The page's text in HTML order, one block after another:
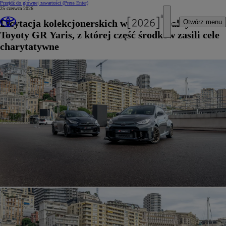
Przejdź do głównej zawartości (Press Enter)
Otwórz menu
25 czerwca 2026
Licytacja kolekcjonerskich wersji specjalnych
Toyoty GR Yaris, z której część środków zasili cele
charytatywne